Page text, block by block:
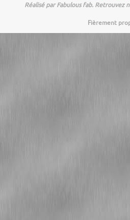
Réalisé par Fabulous fab. Retrouvez
Fièrement